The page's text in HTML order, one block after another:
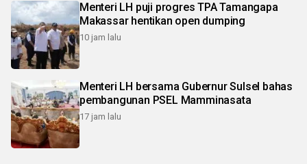
Menteri LH puji progres TPA Tamangapa
Makassar hentikan open dumping
10 jam lalu
Menteri LH bersama Gubernur Sulsel bahas
pembangunan PSEL Mamminasata
17 jam lalu